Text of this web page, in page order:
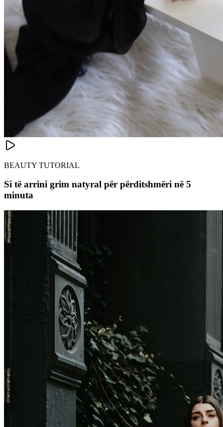
BEAUTY TUTORIAL
Si të arrini grim natyral për përditshmëri në 5
minuta